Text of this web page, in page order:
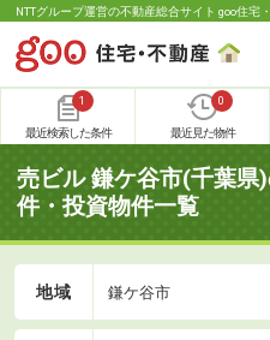
NTTグループ運営の不動産総合サイト goo住宅
1
最近検索した条件
0
最近見た物件
売ビル 鎌ケ谷市(千葉県
件・投資物件一覧
地域 鎌ケ谷市